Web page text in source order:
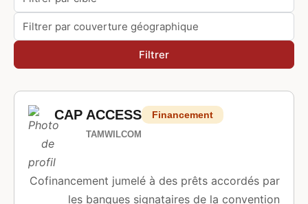
CAP ACCESS
TAMWILCOM
Financement
Cofinancement jumelé à des prêts accordés par
les banques signataires de la convention